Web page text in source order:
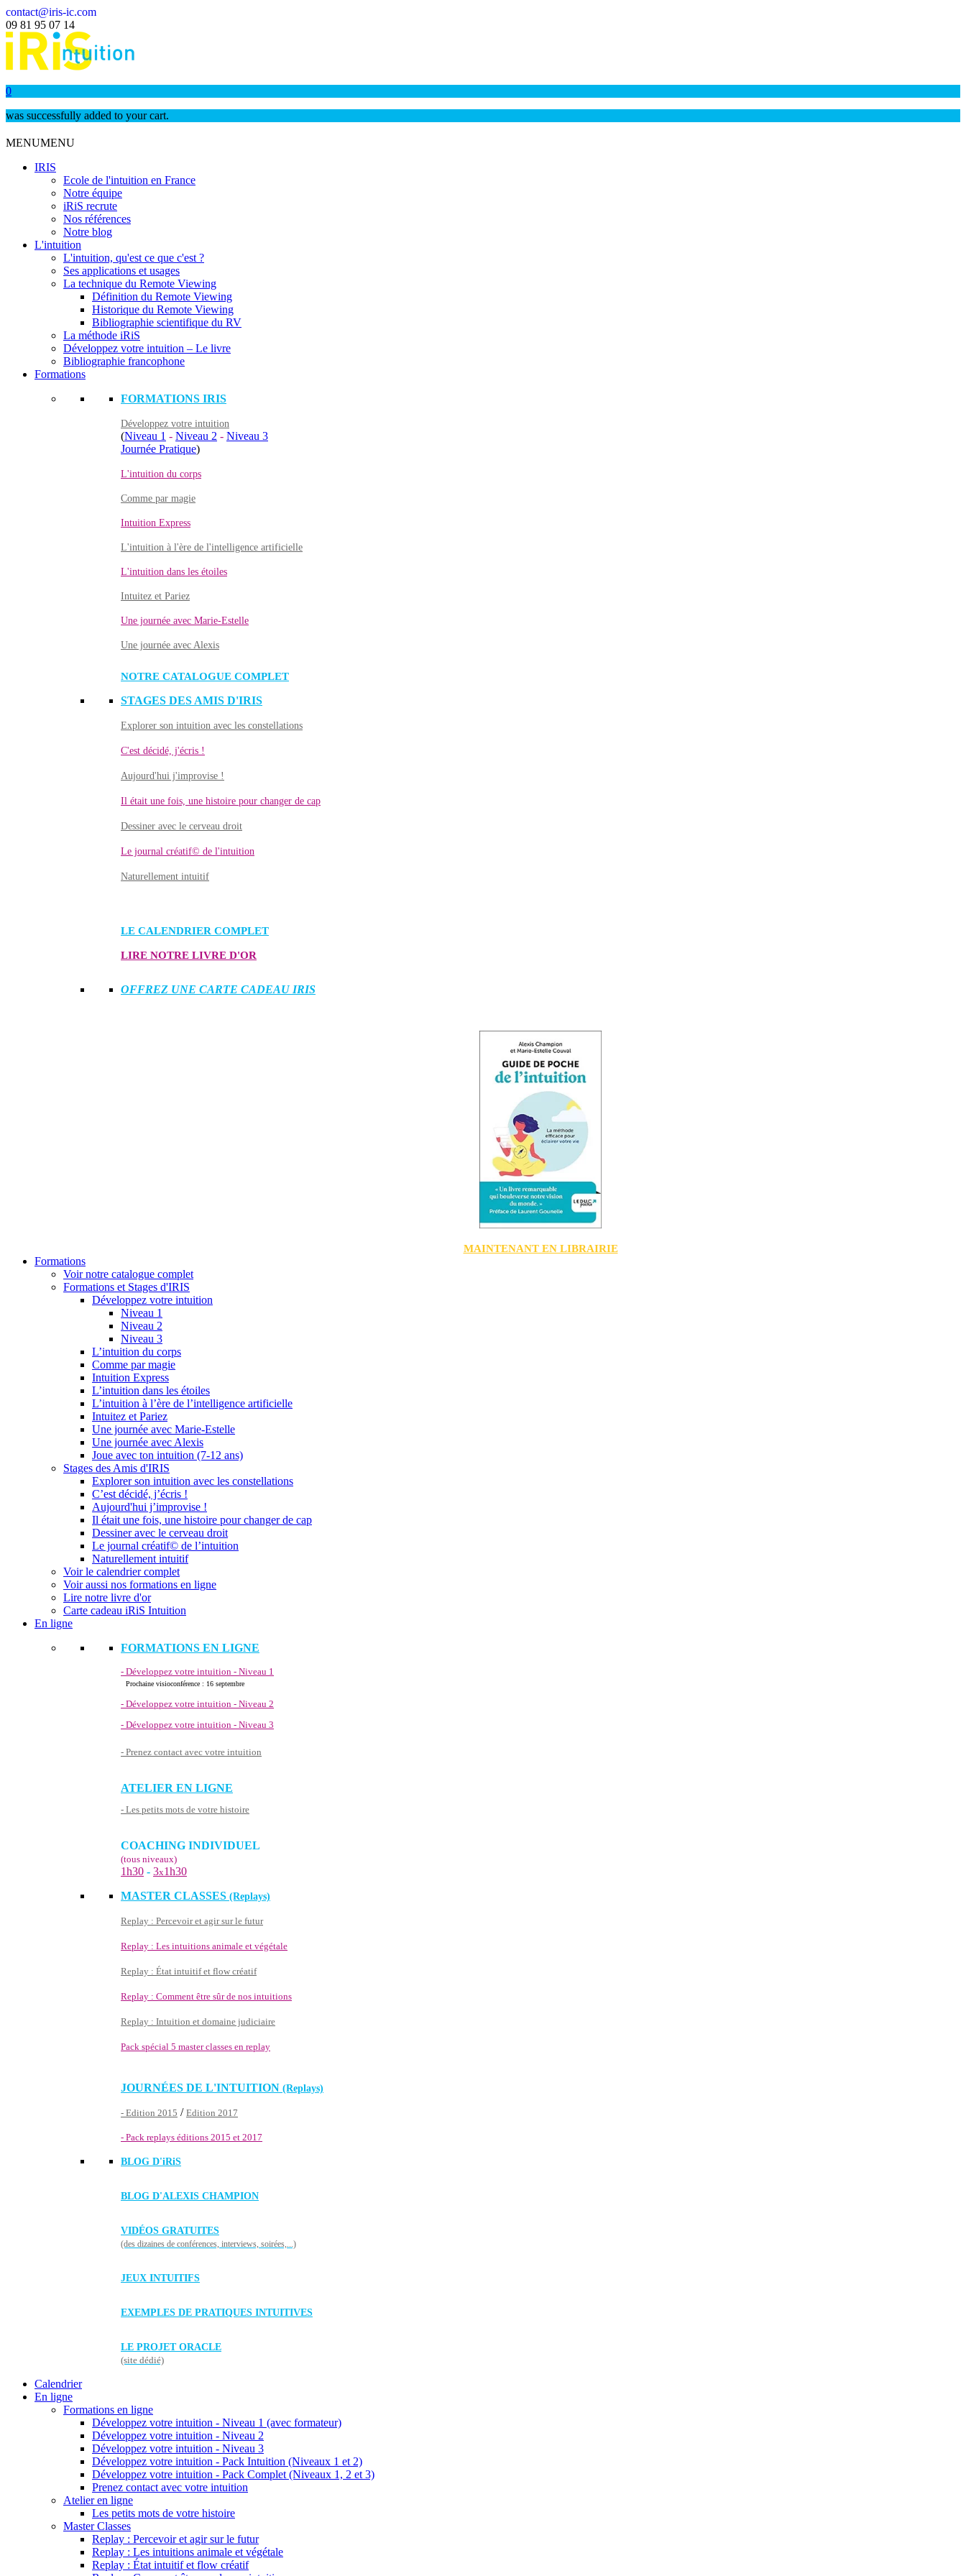
contact@iris-ic.com
09 81 95 07 14
0
was successfully added to your cart.
MENUMENU
IRIS
Ecole de l'intuition en France
Notre équipe
iRiS recrute
Nos références
Notre blog
L'intuition
L'intuition, qu'est ce que c'est ?
Ses applications et usages
La technique du Remote Viewing
Définition du Remote Viewing
Historique du Remote Viewing
Bibliographie scientifique du RV
La méthode iRiS
Développez votre intuition – Le livre
Bibliographie francophone
Formations
FORMATIONS IRIS
Développez votre intuition
(Niveau 1 - Niveau 2 - Niveau 3
Journée Pratique)
L'intuition du corps
Comme par magie
Intuition Express
L'intuition à l'ère de l'intelligence artificielle
L'intuition dans les étoiles
Intuitez et Pariez
Une journée avec Marie-Estelle
Une journée avec Alexis
NOTRE CATALOGUE COMPLET
STAGES DES AMIS D'IRIS
Explorer son intuition avec les constellations
C'est décidé, j'écris !
Aujourd'hui j'improvise !
Il était une fois, une histoire pour changer de cap
Dessiner avec le cerveau droit
Le journal créatif© de l'intuition
Naturellement intuitif
LE CALENDRIER COMPLET
LIRE NOTRE LIVRE D'OR
OFFREZ UNE CARTE CADEAU IRIS
MAINTENANT EN LIBRAIRIE
Formations
Voir notre catalogue complet
Formations et Stages d'IRIS
Développez votre intuition
Niveau 1
Niveau 2
Niveau 3
L’intuition du corps
Comme par magie
Intuition Express
L’intuition dans les étoiles
L’intuition à l’ère de l’intelligence artificielle
Intuitez et Pariez
Une journée avec Marie-Estelle
Une journée avec Alexis
Joue avec ton intuition (7-12 ans)
Stages des Amis d'IRIS
Explorer son intuition avec les constellations
C’est décidé, j’écris !
Aujourd'hui j’improvise !
Il était une fois, une histoire pour changer de cap
Dessiner avec le cerveau droit
Le journal créatif© de l’intuition
Naturellement intuitif
Voir le calendrier complet
Voir aussi nos formations en ligne
Lire notre livre d'or
Carte cadeau iRiS Intuition
En ligne
FORMATIONS EN LIGNE
- Développez votre intuition - Niveau 1
Prochaine visioconférence : 16 septembre
- Développez votre intuition - Niveau 2
- Développez votre intuition - Niveau 3
- Prenez contact avec votre intuition
ATELIER EN LIGNE
- Les petits mots de votre histoire
COACHING INDIVIDUEL
(tous niveaux)
1h30 - 3x1h30
MASTER CLASSES (Replays)
Replay : Percevoir et agir sur le futur
Replay : Les intuitions animale et végétale
Replay : État intuitif et flow créatif
Replay : Comment être sûr de nos intuitions
Replay : Intuition et domaine judiciaire
Pack spécial 5 master classes en replay
JOURNÉES DE L'INTUITION (Replays)
- Edition 2015 / Edition 2017
- Pack replays éditions 2015 et 2017
BLOG D'iRiS
BLOG D'ALEXIS CHAMPION
VIDÉOS GRATUITES
(des dizaines de conférences, interviews, soirées,...)
JEUX INTUITIFS
EXEMPLES DE PRATIQUES INTUITIVES
LE PROJET ORACLE
(site dédié)
Calendrier
En ligne
Formations en ligne
Développez votre intuition - Niveau 1 (avec formateur)
Développez votre intuition - Niveau 2
Développez votre intuition - Niveau 3
Développez votre intuition - Pack Intuition (Niveaux 1 et 2)
Développez votre intuition - Pack Complet (Niveaux 1, 2 et 3)
Prenez contact avec votre intuition
Atelier en ligne
Les petits mots de votre histoire
Master Classes
Replay : Percevoir et agir sur le futur
Replay : Les intuitions animale et végétale
Replay : État intuitif et flow créatif